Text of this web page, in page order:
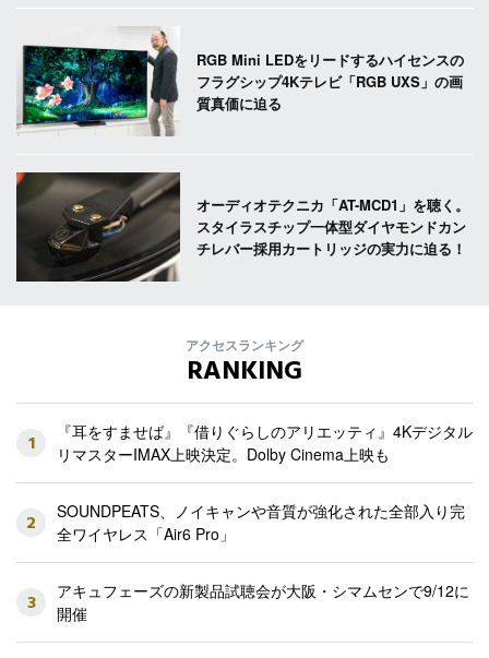
RGB Mini LEDをリードするハイセンスの
フラグシップ4Kテレビ「RGB UXS」の画
質真価に迫る
オーディオテクニカ「AT-MCD1」を聴く。
スタイラスチップ一体型ダイヤモンドカン
チレバー採用カートリッジの実力に迫る！
アクセスランキング
RANKING
1
『耳をすませば』『借りぐらしのアリエッティ』4Kデジタル
リマスターIMAX上映決定。Dolby Cinema上映も
2
SOUNDPEATS、ノイキャンや音質が強化された全部入り完
全ワイヤレス「Air6 Pro」
3
アキュフェーズの新製品試聴会が大阪・シマムセンで9/12に
開催